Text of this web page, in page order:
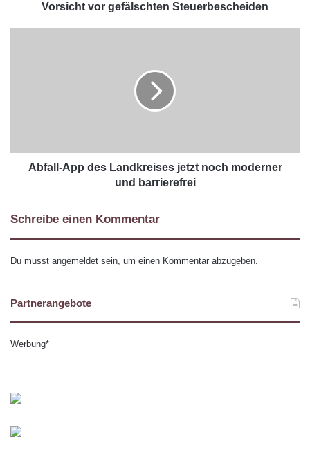
Vorsicht vor gefälschten Steuerbescheiden
Abfall-App des Landkreises jetzt noch moderner
und barrierefrei
Schreibe einen Kommentar
Du musst angemeldet sein, um einen Kommentar abzugeben.
Partnerangebote
Werbung*